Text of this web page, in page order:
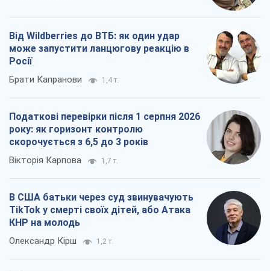
Від Wildberries до ВТБ: як один удар
може запустити ланцюгову реакцію в
Росії
Брати Капранови 1,4 т.
Податкові перевірки після 1 серпня 2026
року: як горизонт контролю
скорочується з 6,5 до 3 років
Вікторія Карпова 1,7 т.
В США батьки через суд звинувачують
TikTok у смерті своїх дітей, або Атака
КНР на молодь
Олександр Кірш 1,2 т.